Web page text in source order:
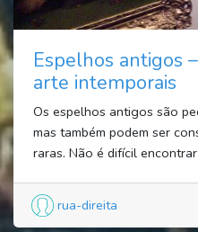
Espelhos antigos
arte intemporais
Os espelhos antigos são
mas também podem ser
raras. Não é difícil
rua-direita